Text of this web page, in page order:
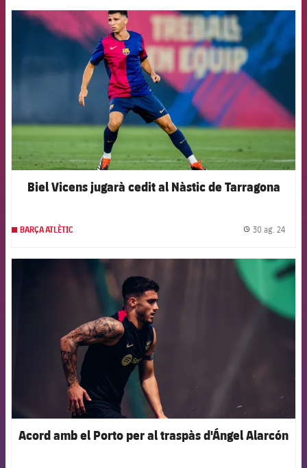
FCB Barcelona badge
Biel Vicens jugarà cedit al Nàstic de Tarragona
BARÇA ATLÈTIC 30 ag. 24
FCB Barcelona badge
Acord amb el Porto per al traspàs d'Ángel Alarcón